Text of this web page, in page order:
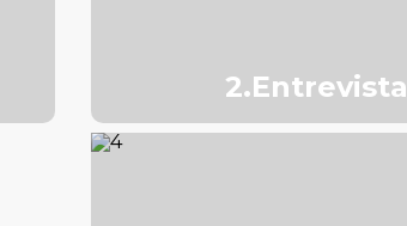
2.Entrevista